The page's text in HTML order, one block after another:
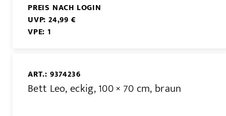
PREIS NACH LOGIN
UVP: 24,99 €
VPE: 1
ART.: 9374236
Bett Leo, eckig, 100 × 70 cm, braun